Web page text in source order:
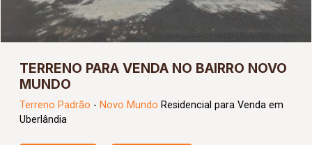
TERRENO PARA VENDA NO BAIRRO NOVO
MUNDO
Terreno Padrão - Novo Mundo Residencial para Venda em
Uberlândia